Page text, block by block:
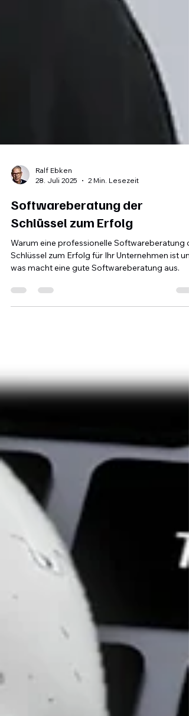
Ralf Ebken
28. Juli 2025
2 Min. Lesezeit
Softwareberatung der
Schlüssel zum Erfolg
Schlüssel zum Erfolg für Ihr Unternehmen ist
was macht eine gute Softwareberatung aus.